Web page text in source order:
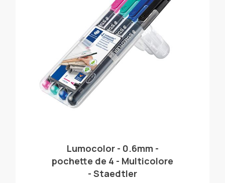
Lumocolor - 0.6mm -
pochette de 4 - Multicolore
- Staedtler